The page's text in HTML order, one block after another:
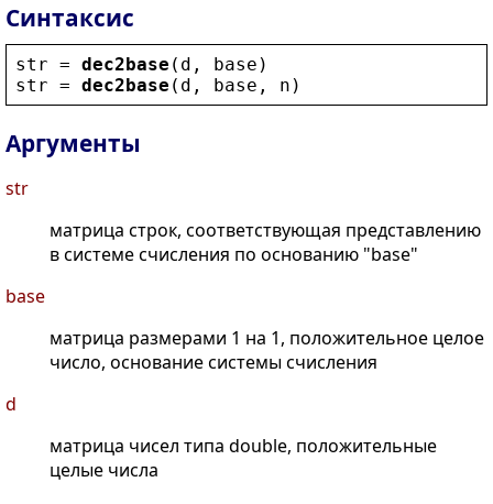
Синтаксис
str = dec2base ( d , base )
str = dec2base ( d , base , n )
Аргументы
str
матрица строк, соответствующая представлению
в системе счисления по основанию "base"
base
матрица размерами 1 на 1, положительное целое
число, основание системы счисления
d
матрица чисел типа double, положительные
целые числа